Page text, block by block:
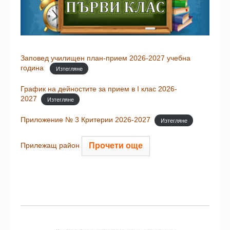
Заповед училищен план-прием 2026-2027 учебна
година
Изтегляне
График на дейностите за прием в I клас 2026-
2027
Изтегляне
Приложение № 3 Критерии 2026-2027 Изтегляне
Прилежащ район Прочети още